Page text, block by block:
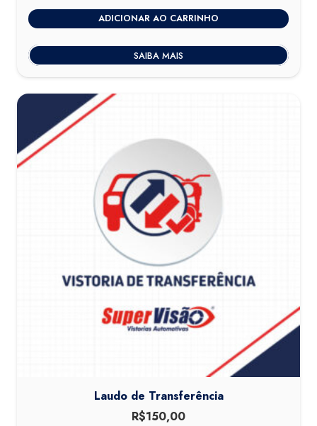
ADICIONAR AO CARRINHO
SAIBA MAIS
Laudo de Transferência
R$150,00